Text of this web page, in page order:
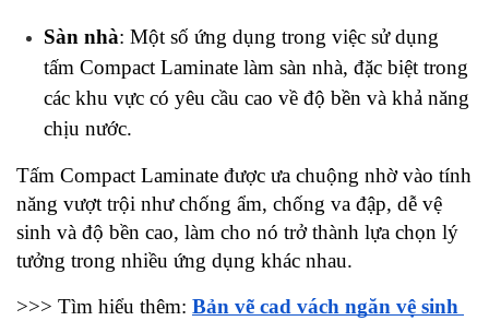
Sàn nhà: Một số ứng dụng trong việc sử dụng
tấm Compact Laminate làm sàn nhà, đặc biệt trong
các khu vực có yêu cầu cao về độ bền và khả năng
chịu nước.
Tấm Compact Laminate được ưa chuộng nhờ vào tính
năng vượt trội như chống ẩm, chống va đập, dễ vệ
sinh và độ bền cao, làm cho nó trở thành lựa chọn lý
tưởng trong nhiều ứng dụng khác nhau.
>>> Tìm hiểu thêm: Bản vẽ cad vách ngăn vệ sinh